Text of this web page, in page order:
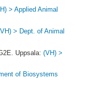
> Applied Animal
> Dept. of Animal
Uppsala:(VH) >
of Biosystems